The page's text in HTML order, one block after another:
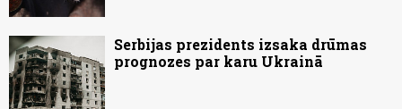
Serbijas prezidents izsaka drūmas
prognozes par karu Ukrainā